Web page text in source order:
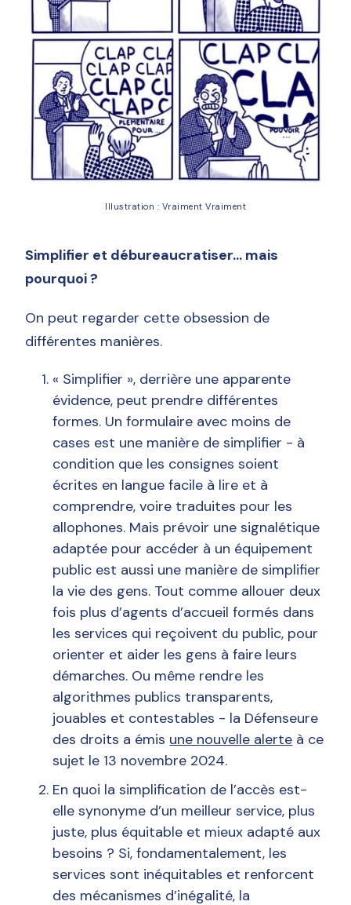
Illustration : Vraiment Vraiment
Simplifier et débureaucratiser... mais
pourquoi ?
On peut regarder cette obsession de
différentes manières.
« Simplifier », derrière une apparente
évidence, peut prendre différentes
formes. Un formulaire avec moins de
cases est une manière de simplifier - à
condition que les consignes soient
écrites en langue facile à lire et à
comprendre, voire traduites pour les
allophones. Mais prévoir une signalétique
adaptée pour accéder à un équipement
public est aussi une manière de simplifier
la vie des gens. Tout comme allouer deux
fois plus d’agents d’accueil formés dans
les services qui reçoivent du public, pour
orienter et aider les gens à faire leurs
démarches. Ou même rendre les
algorithmes publics transparents,
jouables et contestables - la Défenseure
des droits a émis une nouvelle alerte à ce
sujet le 13 novembre 2024.
En quoi la simplification de l’accès est-
elle synonyme d’un meilleur service, plus
juste, plus équitable et mieux adapté aux
besoins ? Si, fondamentalement, les
services sont inéquitables et renforcent
des mécanismes d’inégalité, la